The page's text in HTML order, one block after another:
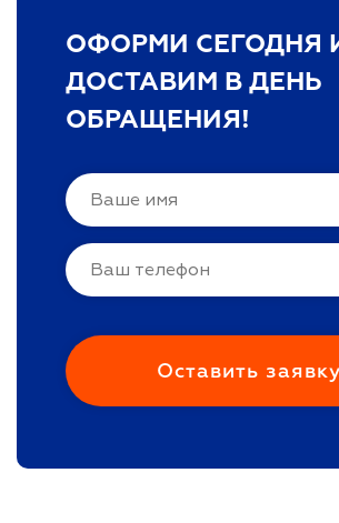
ОФОРМИ СЕГОДНЯ
ДОСТАВИМ В ДЕНЬ
ОБРАЩЕНИЯ!